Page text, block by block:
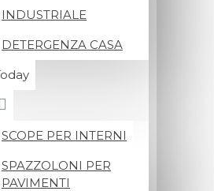
INDUSTRIALE
DETERGENZA CASA
SCOPE PER INTERNI
SPAZZOLONI PER
PAVIMENTI